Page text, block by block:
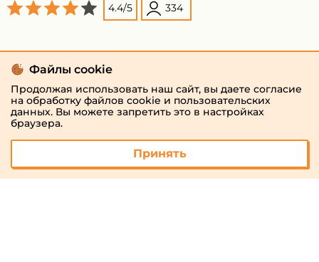
4.4/5 334
Файлы cookie
Продолжая использовать наш сайт, вы даете согласие
на обработку файлов cookie и пользовательских
данных. Вы можете запретить это в настройках
браузера.
Принять